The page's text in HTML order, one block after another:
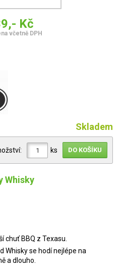
Kč
včetně DPH
Skladem
ks
Whisky
chuť BBQ z Texasu.
Whisky se hodí nejlépe na
a dlouho.